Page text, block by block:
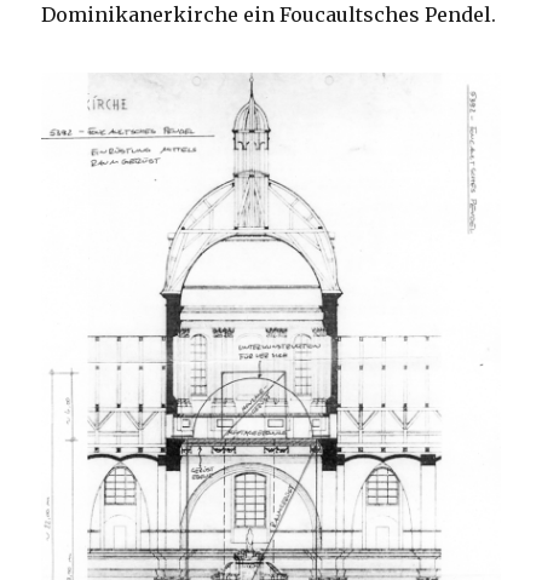
Dominikanerkirche ein Foucaultsches Pendel.